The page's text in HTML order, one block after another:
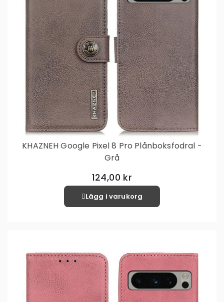
KHAZNEH Google Pixel 8 Pro Plånboksfodral -
Grå
124,00 kr
Lägg i varukorg